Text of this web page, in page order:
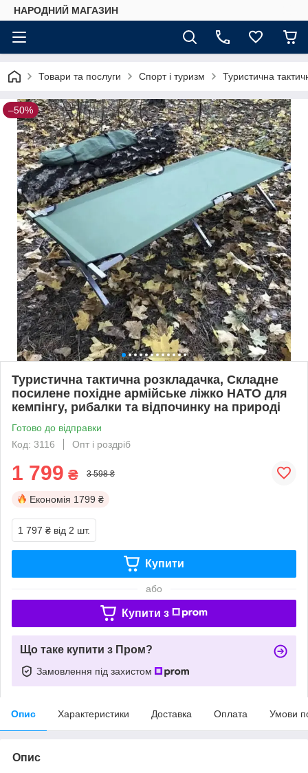
НАРОДНИЙ МАГАЗИН
Товари та послуги Спорт і туризм Туристична
–50%
Туристична тактична розкладачка, Складне
посилене похідне армійське ліжко НАТО для
кемпінгу, рибалки та відпочинку на природі
Готово до відправки
Код: 3116
Опт і роздріб
1 799 ₴ 3 598 ₴
Економія 1799 ₴
1 797 ₴ від 2 шт.
Купити
або
Купити з
Що таке купити з Пром?
Замовлення під захистом
Опис Характеристики Доставка Оплата Умови
Опис